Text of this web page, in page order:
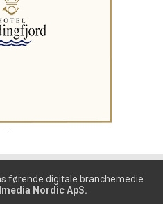
førende digitale branchemedie
Nordic ApS.